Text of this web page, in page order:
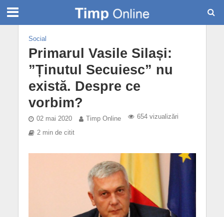
Social
Primarul Vasile Silași:
”Ținutul Secuiesc” nu
există. Despre ce
vorbim?
02 mai 2020 Timp Online 654 vizualizări
2 min de citit